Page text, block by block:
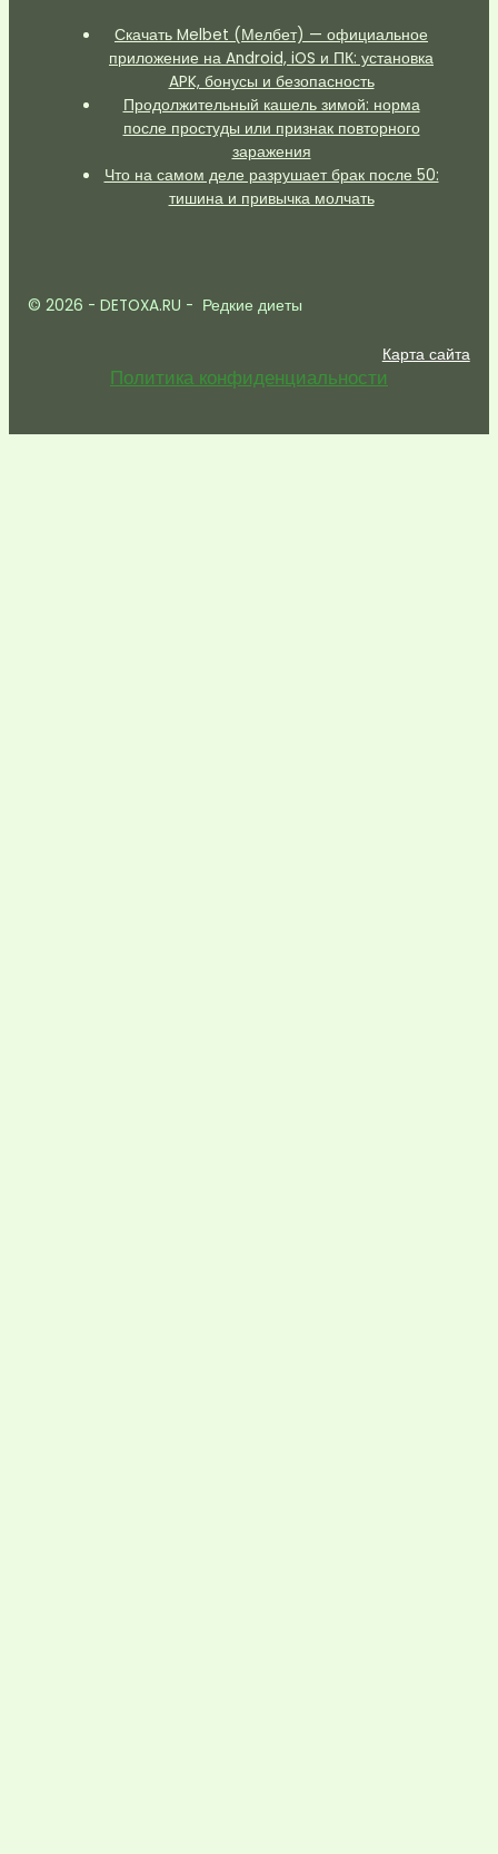
Скачать Melbet (Мелбет) — официальное
приложение на Android, iOS и ПК: установка
APK, бонусы и безопасность
Продолжительный кашель зимой: норма
после простуды или признак повторного
заражения
Что на самом деле разрушает брак после 50:
тишина и привычка молчать
© 2026 - DETOXA.RU - Редкие диеты
Карта сайта
Политика конфиденциальности